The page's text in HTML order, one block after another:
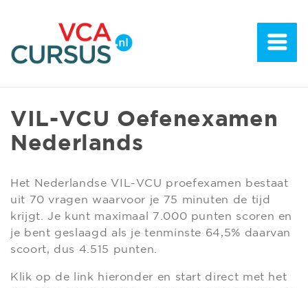
VIL-VCU Oefenexamen
Nederlands
Het Nederlandse VIL-VCU proefexamen bestaat
uit 70 vragen waarvoor je 75 minuten de tijd
krijgt. Je kunt maximaal 7.000 punten scoren en
je bent geslaagd als je tenminste 64,5% daarvan
scoort, dus 4.515 punten.
Klik op de link hieronder en start direct met het